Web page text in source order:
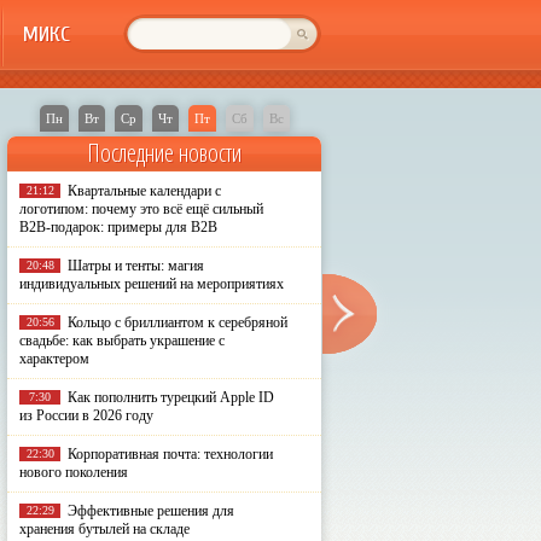
МИКС
Пн Вт Ср Чт Пт Сб Вс
Последние новости
21:12
Квартальные календари с
логотипом: почему это всё ещё сильный
B2B-подарок: примеры для B2B
20:48
Шатры и тенты: магия
индивидуальных решений на мероприятиях
20:56
Кольцо с бриллиантом к серебряной
свадьбе: как выбрать украшение с
характером
7:30
Как пополнить турецкий Apple ID
из России в 2026 году
22:30
Корпоративная почта: технологии
нового поколения
22:29
Эффективные решения для
хранения бутылей на складе